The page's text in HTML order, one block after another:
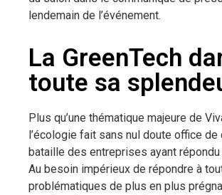
lendemain de l’événement.
La GreenTech
toute sa
Plus qu’une thématique majeure de
l’écologie fait sans nul doute office de
bataille des entreprises ayant
Au besoin impérieux de répondre à
problématiques de plus en plus